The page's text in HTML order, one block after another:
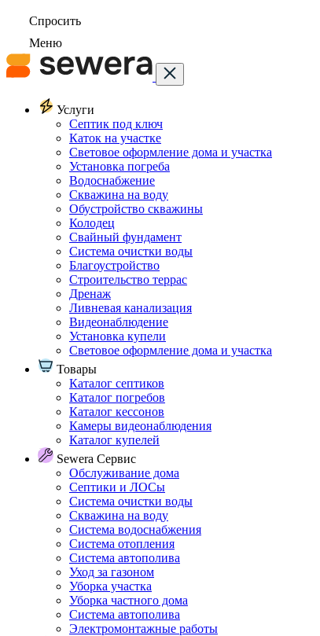
Спросить
Меню
Услуги
Септик под ключ
Каток на участке
Световое оформление дома и участка
Установка погреба
Водоснабжение
Скважина на воду
Обустройство скважины
Колодец
Свайный фундамент
Система очистки воды
Благоустройство
Строительство террас
Дренаж
Ливневая канализация
Видеонаблюдение
Установка купели
Световое оформление дома и участка
Товары
Каталог септиков
Каталог погребов
Каталог кессонов
Камеры видеонаблюдения
Каталог купелей
Sewera Сервис
Обслуживание дома
Септики и ЛОСы
Система очистки воды
Скважина на воду
Система водоснабжения
Система отопления
Система автополива
Уход за газоном
Уборка участка
Уборка частного дома
Система автополива
Электромонтажные работы